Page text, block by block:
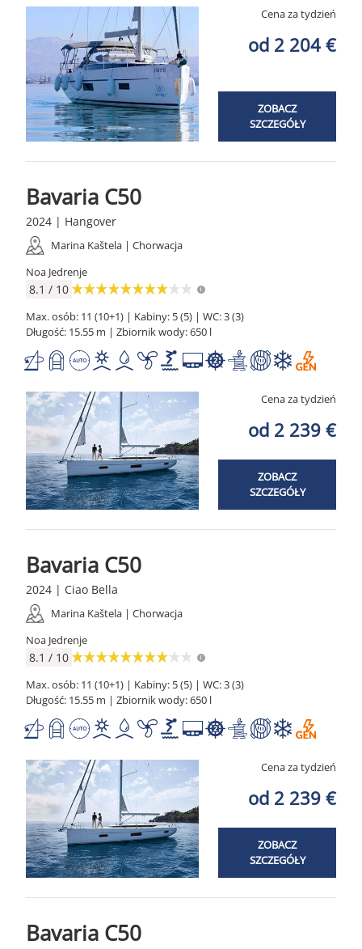
Cena za tydzień
od 2 204 €
ZOBACZ
SZCZEGÓŁY
Bavaria C50
2024 | Hangover
Marina Kaštela | Chorwacja
Noa Jedrenje
8.1 / 10
Max. osób: 11 (10+1) | Kabiny: 5 (5) | WC: 3 (3)
Długość: 15.55 m | Zbiornik wody: 650 l
Cena za tydzień
od 2 239 €
ZOBACZ
SZCZEGÓŁY
Bavaria C50
2024 | Ciao Bella
Marina Kaštela | Chorwacja
Noa Jedrenje
8.1 / 10
Max. osób: 11 (10+1) | Kabiny: 5 (5) | WC: 3 (3)
Długość: 15.55 m | Zbiornik wody: 650 l
Cena za tydzień
od 2 239 €
ZOBACZ
SZCZEGÓŁY
Bavaria C50